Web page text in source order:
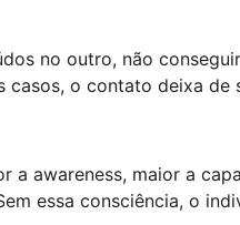
no outro, não
casos, o contato deixa de
a awareness, maior a
essa consciência, o